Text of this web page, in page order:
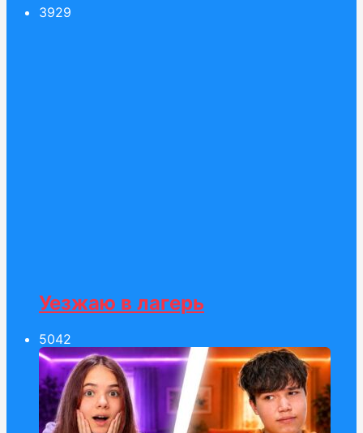
3929
Уезжаю в лагерь
5042